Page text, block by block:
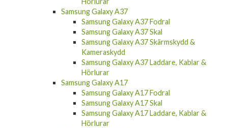
Samsung Galaxy A37
Samsung Galaxy A37 Fodral
Samsung Galaxy A37 Skal
Samsung Galaxy A37 Skärmskydd &
Kameraskydd
Samsung Galaxy A37 Laddare, Kablar &
Hörlurar
Samsung Galaxy A17
Samsung Galaxy A17 Fodral
Samsung Galaxy A17 Skal
Samsung Galaxy A17 Laddare, Kablar &
Hörlurar